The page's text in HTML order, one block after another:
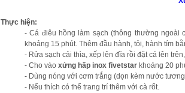
Thực hiện:
- Cá điêu hồng làm sạch (thông thường
khoảng 15 phút. Thêm đầu hành, tỏi, hành tím
- Rửa sạch cải thìa, xếp lên đĩa rồi đặt cá lên
- Cho vào xửng hấp inox fivetstar khoảng 20
- Dùng nóng với cơm trắng (dọn kèm nước
- Nếu thích có thể trang trí thêm với cà rốt.